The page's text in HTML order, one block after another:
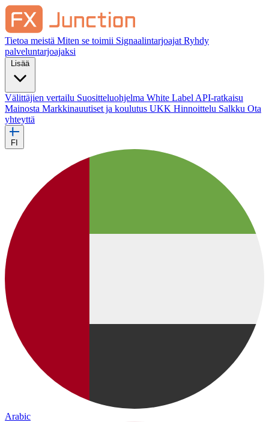
Tietoa meistä Miten se toimii Signaalintarjoajat Ryhdy
palveluntarjoajaksi
Lisää
Välittäjien vertailu Suositteluohjelma White Label API-ratkaisu
Mainosta Markkinauutiset ja koulutus UKK Hinnoittelu Salkku Ota
yhteyttä
FI
Arabic